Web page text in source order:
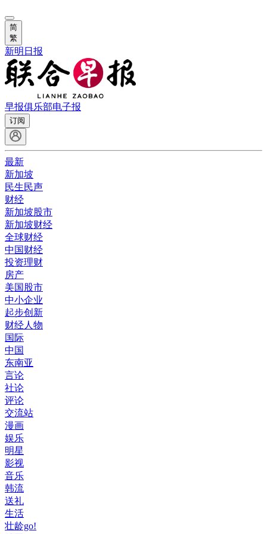
简
繁
新明日报
早报俱乐部电子报
订阅
最新
新加坡
民生民声
财经
新加坡股市
新加坡财经
全球财经
中国财经
投资理财
房产
美国股市
中小企业
起步创新
财经人物
国际
中国
东南亚
言论
社论
评论
交流站
漫画
娱乐
明星
影视
音乐
韩流
送礼
生活
壮龄go!